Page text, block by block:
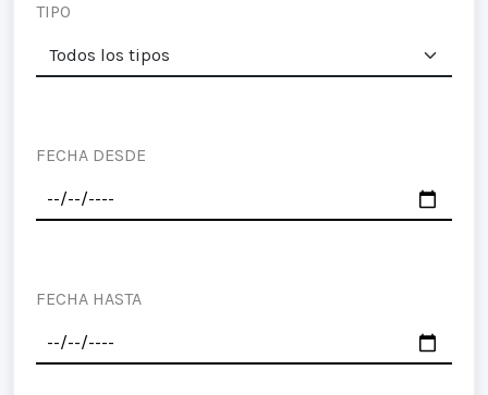
TIPO
FECHA DESDE
FECHA HASTA